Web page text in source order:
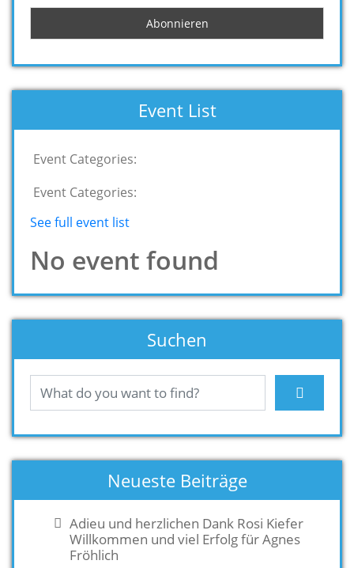
Event List
Event Categories:
Event Categories:
See full event list
No event found
Suchen
Neueste Beiträge
Adieu und herzlichen Dank Rosi Kiefer
Willkommen und viel Erfolg für Agnes
Fröhlich